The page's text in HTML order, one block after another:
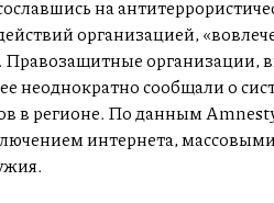
на
организацией,
Правозащитные организации,
сообщали о
в регионе. По данным
интернета,